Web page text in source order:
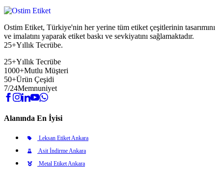
Ostim Etiket, Türkiye'nin her yerine tüm etiket çeşitlerinin tasarımını
ve imalatını yaparak etiket baskı ve sevkiyatını sağlamaktadır.
25+Yıllık Tecrübe.
25+Yıllık Tecrübe
1000+Mutlu Müşteri
50+Ürün Çeşidi
7/24Memnuniyet
Alanında En İyisi
Leksan Etiket Ankara
Asit İndirme Ankara
Metal Etiket Ankara